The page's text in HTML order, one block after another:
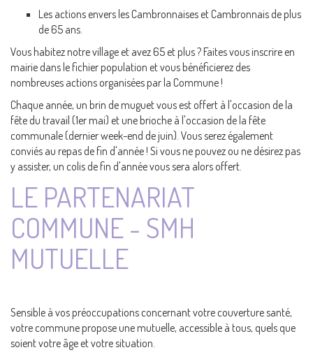
Les actions envers les Cambronnaises et Cambronnais de plus
de 65 ans.
Vous habitez notre village et avez 65 et plus ? Faites vous inscrire en
mairie dans le fichier population et vous bénéficierez des
nombreuses actions organisées par la Commune !
Chaque année, un brin de muguet vous est offert à l'occasion de la
fête du travail (1er mai) et une brioche à l'occasion de la fête
communale (dernier week-end de juin). Vous serez également
conviés au repas de fin d'année ! Si vous ne pouvez ou ne désirez pas
y assister, un colis de fin d'année vous sera alors offert.
LE PARTENARIAT
COMMUNE - SMH
MUTUELLE
Sensible à vos préoccupations concernant votre couverture santé,
votre commune propose une mutuelle, accessible à tous, quels que
soient votre âge et votre situation.